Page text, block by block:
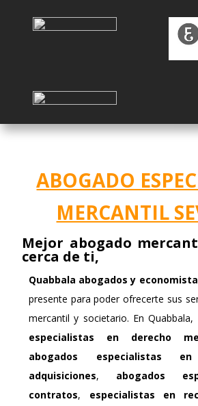
ABOGADO
MERCANTIL
Mejor abogado
cerca de ti,
Quabbala abogados y
presente para poder ofrecerte sus
mercantil y societario. En Quabbala,
especialistas en derecho
abogados especialistas
adquisiciones, abogados
contratos, especialistas en